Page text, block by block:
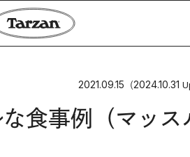
2021.09.15 （2024.10.31
食事例（マッス